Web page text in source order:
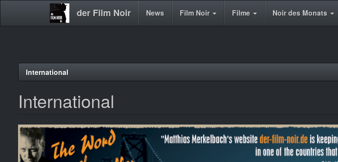
der Film Noir
Main News Film Noir Filme Noir des Monats
International
International